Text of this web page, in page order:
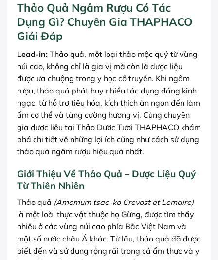
Thảo Quả Ngâm Rượu Có Tác
Dụng Gì? Chuyên Gia THAPHACO
Giải Đáp
Lead-in: Thảo quả, một loại thảo mộc quý từ vùng
núi cao, không chỉ là gia vị mà còn là dược liệu
được ưa chuộng trong y học cổ truyền. Khi ngâm
rượu, thảo quả phát huy nhiều tác dụng đáng kinh
ngạc, từ hỗ trợ tiêu hóa, kích thích ăn ngon đến làm
ấm cơ thể và tăng cường hương vị. Cùng chuyên
gia dược liệu tại Thảo Dược Tươi THAPHACO khám
phá chi tiết về những lợi ích cũng như cách sử dụng
thảo quả ngâm rượu hiệu quả nhất.
Giới Thiệu Về Thảo Quả – Dược Liệu Quý
Từ Thiên Nhiên
Thảo quả (Amomum tsao-ko Crevost et Lemaire)
là một loài thực vật thuộc họ Gừng, được tìm thấy
nhiều ở các vùng núi cao phía Bắc Việt Nam và
một số nước châu Á khác. Từ lâu, thảo quả đã được
biết đến và sử dụng rộng rãi trong cả ẩm thực và y